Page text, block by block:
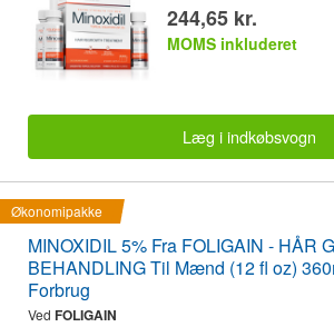
244,65 kr.
MOMS inkluderet
Læg i indkøbsvogn
Økonomipakke
MINOXIDIL 5% Fra FOLIGAIN - HÅR
BEHANDLING Til Mænd (12 fl oz)
Forbrug
Ved FOLIGAIN